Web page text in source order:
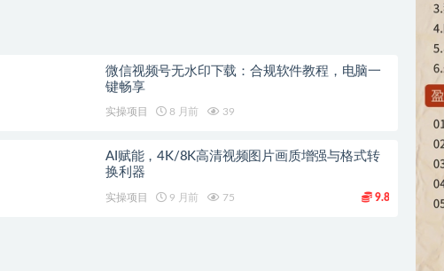
微信视频号无水印下载：合规软件教程，电脑一
键畅享
实操项目 8 月前 39
AI赋能，4K/8K高清视频图片画质增强与格式转
换利器
实操项目 9 月前 75 9.8